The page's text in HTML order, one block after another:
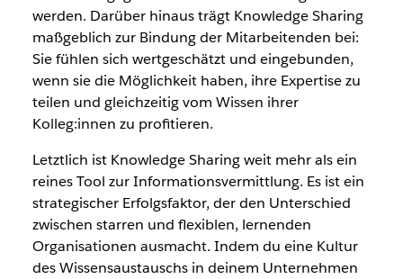
werden. Darüber hinaus trägt Knowledge Sharing
maßgeblich zur Bindung der Mitarbeitenden bei:
Sie fühlen sich wertgeschätzt und eingebunden,
wenn sie die Möglichkeit haben, ihre Expertise zu
teilen und gleichzeitig vom Wissen ihrer
Kolleg:innen zu profitieren.
Letztlich ist Knowledge Sharing weit mehr als ein
reines Tool zur Informationsvermittlung. Es ist ein
strategischer Erfolgsfaktor, der den Unterschied
zwischen starren und flexiblen, lernenden
Organisationen ausmacht. Indem du eine Kultur
des Wissensaustauschs in deinem Unternehmen